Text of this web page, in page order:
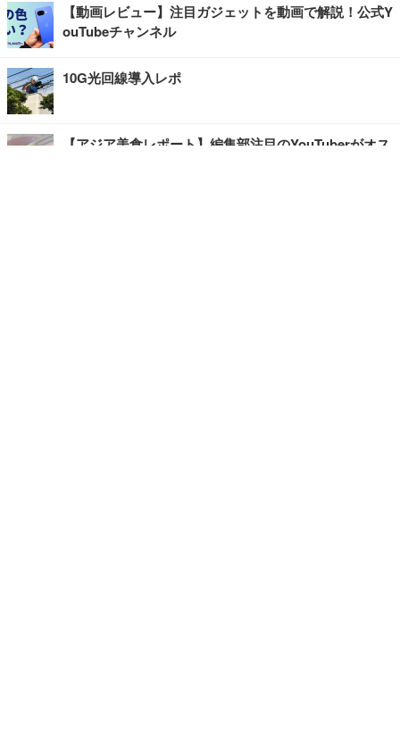
【動画レビュー】注目ガジェットを動画で解説！公式Y
ouTubeチャンネル
10G光回線導入レポ
【アジア美食レポート】編集部注目のYouTuberがオス